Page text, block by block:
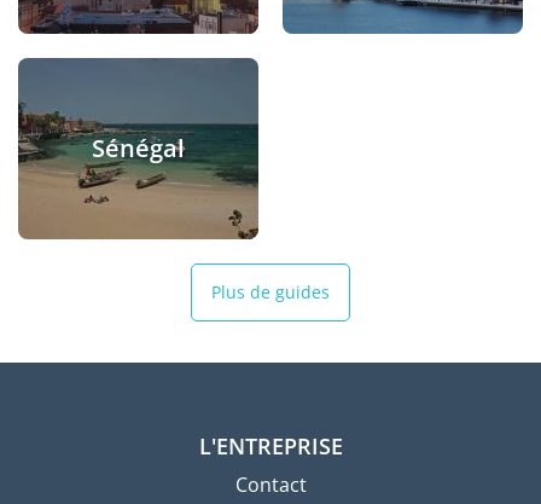
Sénégal
Plus de guides
L'ENTREPRISE
Contact